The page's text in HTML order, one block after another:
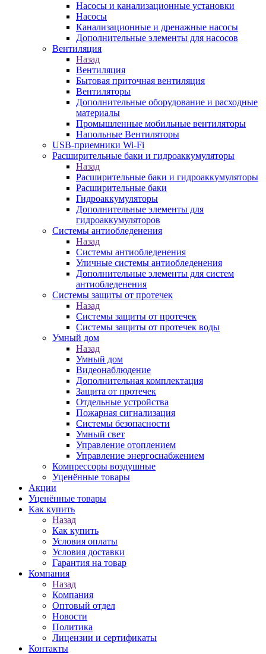
Насосы и канализационные установки
Насосы
Канализационные и дренажные насосы
Дополнительные элементы для насосов
Вентиляция
Назад
Вентиляция
Бытовая приточная вентиляция
Вентиляторы
Дополнительные оборудование и расходные
материалы
Промышленные мобильные вентиляторы
Напольные Вентиляторы
USB-приемники Wi-Fi
Расширительные баки и гидроаккумуляторы
Назад
Расширительные баки и гидроаккумуляторы
Расширительные баки
Гидроаккумуляторы
Дополнительные элементы для
гидроаккумуляторов
Системы антиобледенения
Назад
Системы антиобледенения
Уличные системы антиобледенения
Дополнительные элементы для систем
антиобледенения
Системы защиты от протечек
Назад
Системы защиты от протечек
Системы защиты от протечек воды
Умный дом
Назад
Умный дом
Видеонаблюдение
Дополнительная комплектация
Защита от протечек
Отдельные устройства
Пожарная сигнализация
Системы безопасности
Умный свет
Управление отоплением
Управление энергоснабжением
Компрессоры воздушные
Уценённые товары
Акции
Уценённые товары
Как купить
Назад
Как купить
Условия оплаты
Условия доставки
Гарантия на товар
Компания
Назад
Компания
Оптовый отдел
Новости
Политика
Лицензии и сертификаты
Контакты